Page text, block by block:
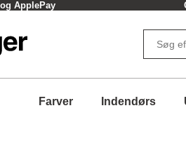
ApplePay
Farver Indendørs